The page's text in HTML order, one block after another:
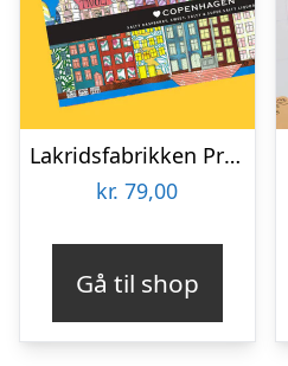
Lakridsfabrikken Premiumlakrids – Copenhagen
kr. 79,00
Gå til shop